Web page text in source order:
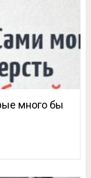
много бы